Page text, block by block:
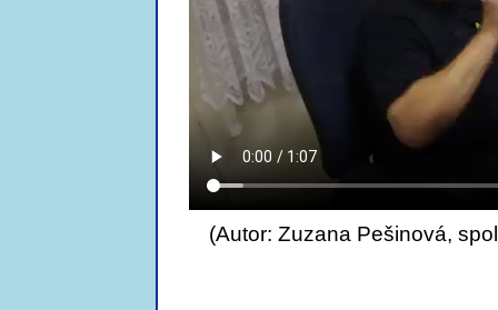
(Autor: Zuzana Pešinová,